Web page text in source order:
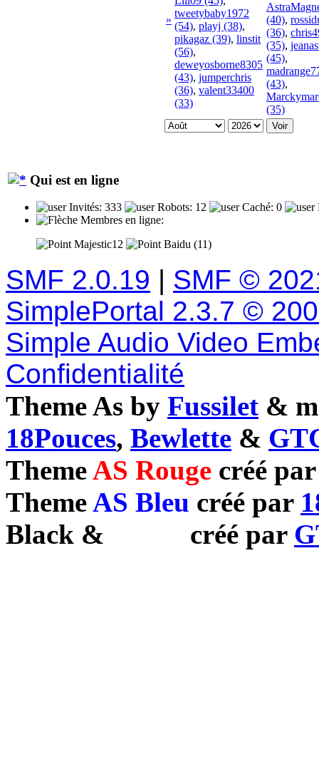
»
tweetybaby1972
(54), playj (38),
pikagaz (39), linstit
(56),
deweyosborne8305
(43), jumperchris
(36), valent33400
(33)
(40),
(36),
(35),
(45),
(43),
(35)
Qui est en ligne
Invités: 333 Robots: 12 Caché: 0
Membres en ligne:
Majestic12
Baidu (11)
SMF 2.0.19 | SMF ©
SimplePortal 2.3.7 ©
Simple Audio Video
Confidentialité
Theme As by Fussilet &
18Pouces, Bewlette &
ThemeAS Rouge créé
ThemeAS Bleu créé par
Black & créé par